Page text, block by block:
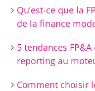
Qu’est-ce que la
de la finance
5 tendances
reporting au
Comment choisir